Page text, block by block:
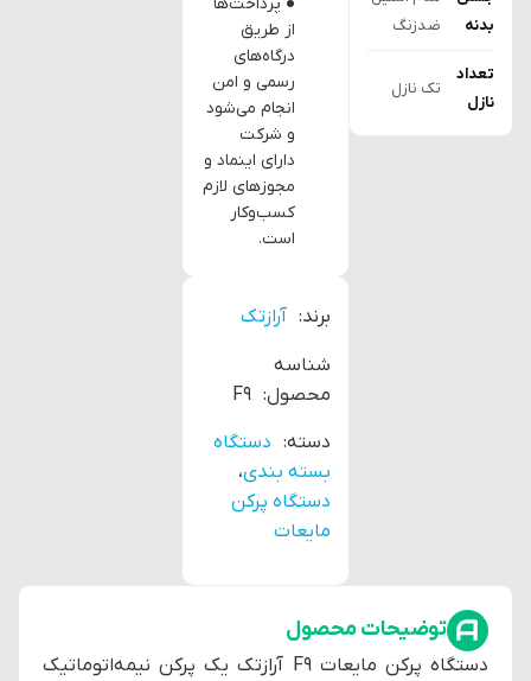
بدنه
ضدزنگ
تعداد
نازل
تک نازل
برند: آرازتک
شناسه
محصول: F9
دسته: دستگاه
بسته بندی،
دستگاه پرکن
مایعات
از طریق
درگاه‌های
رسمی و امن
انجام می‌شود
و شرکت
دارای اینماد و
مجوزهای لازم
کسب‌وکار
است.
توضیحات محصول
دستگاه پرکن مایعات F9 آرازتک یک پرکن نیمه‌اتوماتیک